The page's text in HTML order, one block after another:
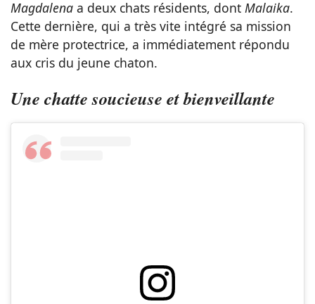
Magdalena a deux chats résidents, dont Malaika.
Cette dernière, qui a très vite intégré sa mission
de mère protectrice, a immédiatement répondu
aux cris du jeune chaton.
Une chatte soucieuse et bienveillante